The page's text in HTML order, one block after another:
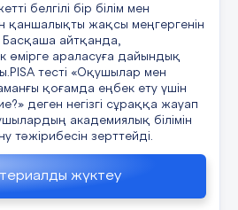
белгілі бір білім мен
қаншалықты жақсы меңгергенін
Басқаша айтқанда,
өмірге араласуға дайындық
тесті «Оқушылар мен
қоғамда еңбек ету үшін
деген негізгі сұраққа жауап
академиялық білімін
тәжірибесін зерттейді.
жүктеу